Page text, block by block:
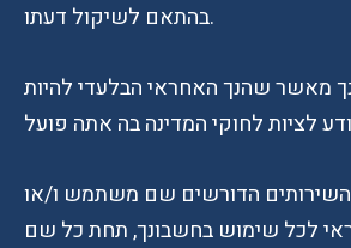
בהתאם לשיקול דעתו.
מאשר שהנך האחראי הבלעדי להיות
הדורשים שם משתמש ו/או
לכל שימוש בחשבונך, תחת כל שם